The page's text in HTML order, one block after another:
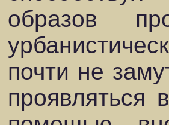
образов
почти не
проявляться